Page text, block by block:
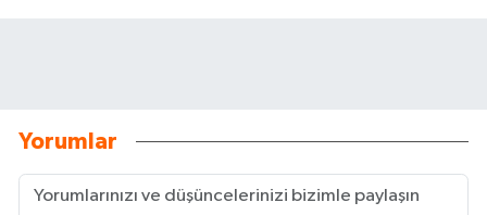
Yorumlar